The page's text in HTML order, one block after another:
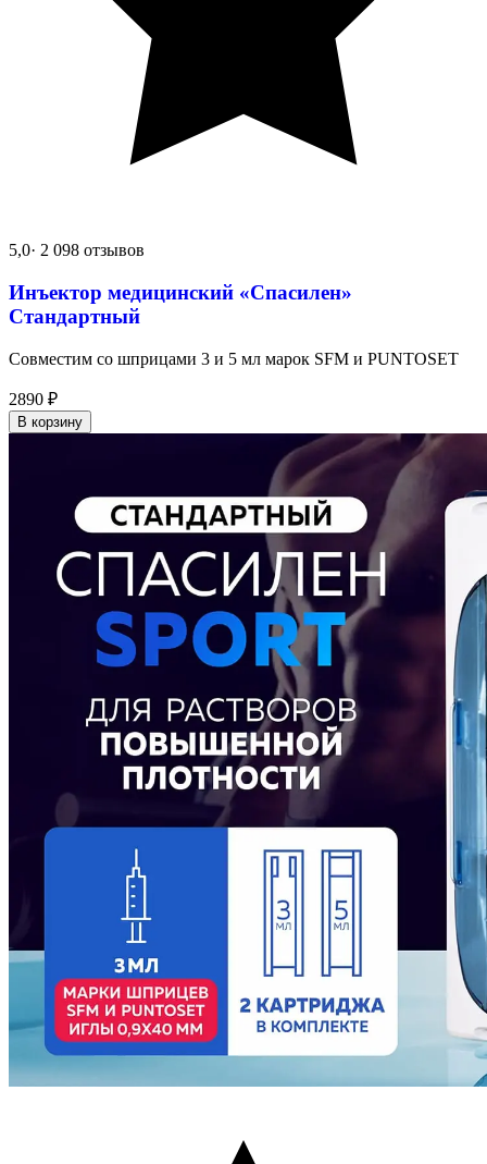
5,0· 2 098 отзывов
Инъектор медицинский «Спасилен»
Стандартный
Совместим со шприцами 3 и 5 мл марок SFM и PUNTOSET
2890 ₽
В корзину